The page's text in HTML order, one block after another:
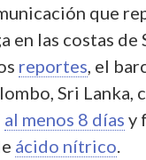
que
en las costas
reportes , el
Sri Lanka,
al menos 8 días y
ácido nítrico